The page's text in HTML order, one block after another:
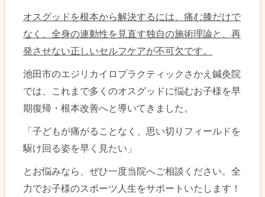
オスグッドを根本から解決するには、痛む膝だけで
なく、全身の連動性を見直す独自の施術理論と、再
発させない正しいセルフケアが不可欠です。
池田市のエジリカイロプラクティックさかえ鍼灸院
では、これまで多くのオスグッドに悩むお子様を早
期復帰・根本改善へと導いてきました。
「子どもが痛がることなく、思い切りフィールドを
駆け回る姿を早く見たい」
とお悩みなら、ぜひ一度当院へご相談ください。全
力でお子様のスポーツ人生をサポートいたします！